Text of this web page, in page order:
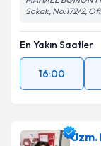
Sokak, No:172/2,
En Yakın Saatler
16:00
Uzm.